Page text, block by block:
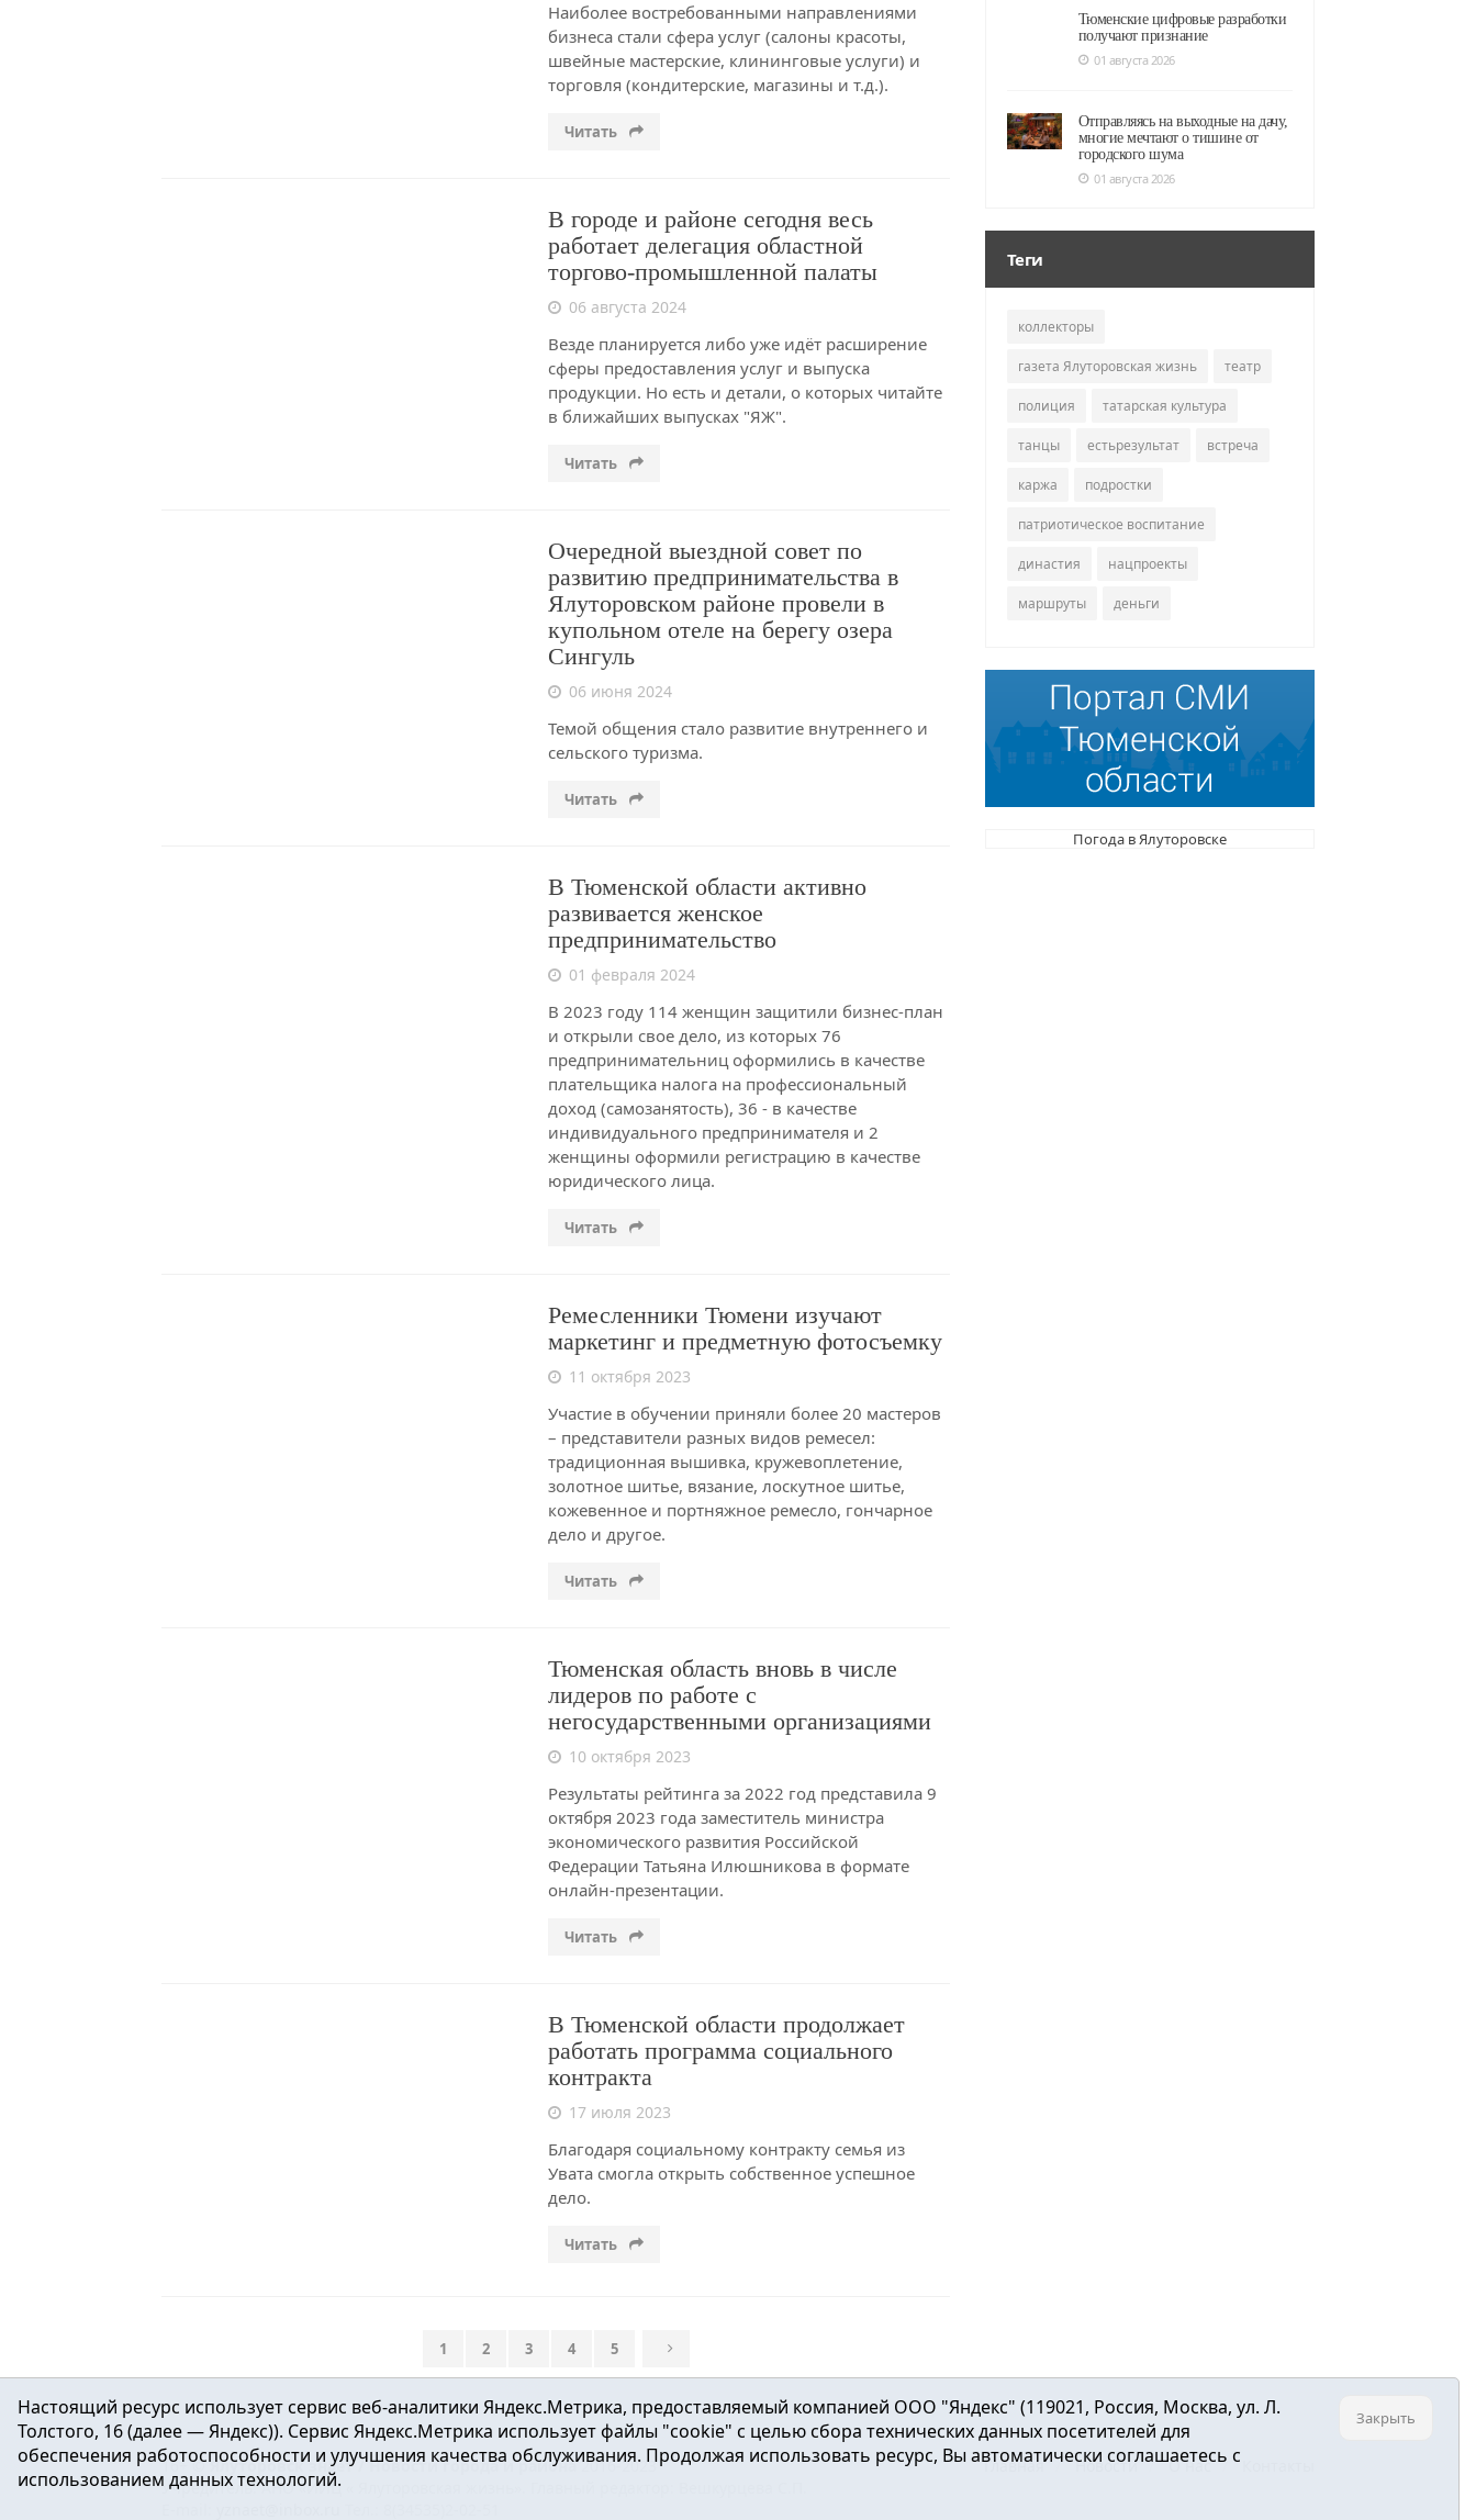
Наиболее востребованными направлениями
бизнеса стали сфера услуг (салоны красоты,
швейные мастерские, клининговые услуги) и
торговля (кондитерские, магазины и т.д.).
Читать
В городе и районе сегодня весь
работает делегация областной
торгово-промышленной палаты
06 августа 2024
Везде планируется либо уже идёт расширение
сферы предоставления услуг и выпуска
продукции. Но есть и детали, о которых читайте
в ближайших выпусках "ЯЖ".
Читать
Очередной выездной совет по
развитию предпринимательства в
Ялуторовском районе провели в
купольном отеле на берегу озера
Сингуль
06 июня 2024
Темой общения стало развитие внутреннего и
сельского туризма.
Читать
В Тюменской области активно
развивается женское
предпринимательство
01 февраля 2024
В 2023 году 114 женщин защитили бизнес-план
и открыли свое дело, из которых 76
предпринимательниц оформились в качестве
плательщика налога на профессиональный
доход (самозанятость), 36 - в качестве
индивидуального предпринимателя и 2
женщины оформили регистрацию в качестве
юридического лица.
Читать
Ремесленники Тюмени изучают
маркетинг и предметную фотосъемку
11 октября 2023
Участие в обучении приняли более 20 мастеров
– представители разных видов ремесел:
традиционная вышивка, кружевоплетение,
золотное шитье, вязание, лоскутное шитье,
кожевенное и портняжное ремесло, гончарное
дело и другое.
Читать
Тюменская область вновь в числе
лидеров по работе с
негосударственными организациями
10 октября 2023
Результаты рейтинга за 2022 год представила 9
октября 2023 года заместитель министра
экономического развития Российской
Федерации Татьяна Илюшникова в формате
онлайн-презентации.
Читать
В Тюменской области продолжает
работать программа социального
контракта
17 июля 2023
Благодаря социальному контракту семья из
Увата смогла открыть собственное успешное
дело.
Читать
1 2 3 4 5
Тюменские цифровые разработки
получают признание
01 августа 2026
Отправляясь на выходные на дачу,
многие мечтают о тишине от
городского шума
01 августа 2026
Теги
коллекторы
газета Ялуторовская жизнь театр
полиция татарская культура
танцы естьрезультат встреча
каржа подростки
патриотическое воспитание
династия нацпроекты
маршруты деньги
Погода в Ялуторовске
Главная Новости О нас
16+ ©Ялуторовск знает / Новости города и района2016-2023
Учредитель: АНО «ИИЦ « Ялуторовская жизнь». Главный редактор: Вешкурцева С.П.
Настоящий ресурс использует сервис веб-аналитики Яндекс.Метрика, предоставляемый компанией ООО "Яндекс" (119021, Россия, Москва, ул. Л.
Толстого, 16 (далее — Яндекс)). Сервис Яндекс.Метрика использует файлы "cookie" с целью сбора технических данных посетителей для
обеспечения работоспособности и улучшения качества обслуживания. Продолжая использовать ресурс, Вы автоматически соглашаетесь с
использованием данных технологий.
Закрыть